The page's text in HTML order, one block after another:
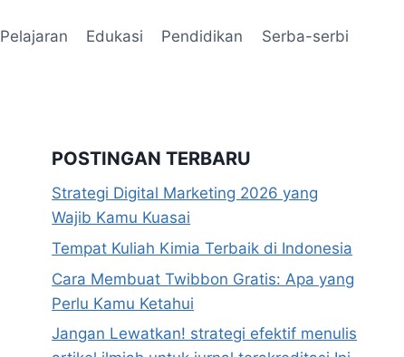
Pelajaran Edukasi Pendidikan Serba-serbi
POSTINGAN TERBARU
Strategi Digital Marketing 2026 yang
Wajib Kamu Kuasai
Tempat Kuliah Kimia Terbaik di Indonesia
Cara Membuat Twibbon Gratis: Apa yang
Perlu Kamu Ketahui
Jangan Lewatkan! strategi efektif menulis